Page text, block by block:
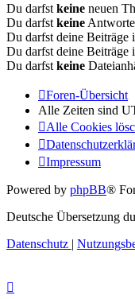
Du darfst keine neuen
Du darfst keine
Du darfst deine Beiträge
Du darfst deine Beiträge
Du darfst keine
Foren-Übersicht
Alle Zeiten sind
Alle Cookies
Impressum
Powered by phpBB®
Deutsche Übersetzung
Datenschutz |